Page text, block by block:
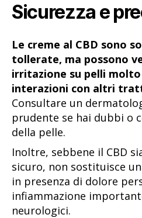
Sicurezza e
Le creme al CBD sono
tollerate, ma possono
irritazione su pelli molto
interazioni con altri
Consultare un
prudente se hai dubbi o
della pelle.
Inoltre, sebbene il CBD
sicuro, non sostituisce
in presenza di dolore
infiammazione
neurologici.